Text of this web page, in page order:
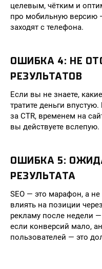
целевым, чётким и
про мобильную версию
заходят с телефона.
ОШИБКА 4: НЕ
РЕЗУЛЬТАТОВ
Если вы не знаете,
тратите деньги
за CTR, временем на
вы действуете вслепую.
ОШИБКА 5:
РЕЗУЛЬТАТА
SEO — это марафон, а
влиять на позиции
рекламу после недели
если конверсий мало,
пользователей — это